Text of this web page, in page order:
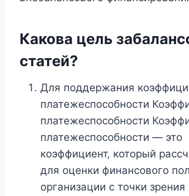
Какова цель
статей?
Для поддержания
платежеспособности
платежеспособности
платежеспособности — это
коэффициент, который
для оценки финансового
организации с точки зрения